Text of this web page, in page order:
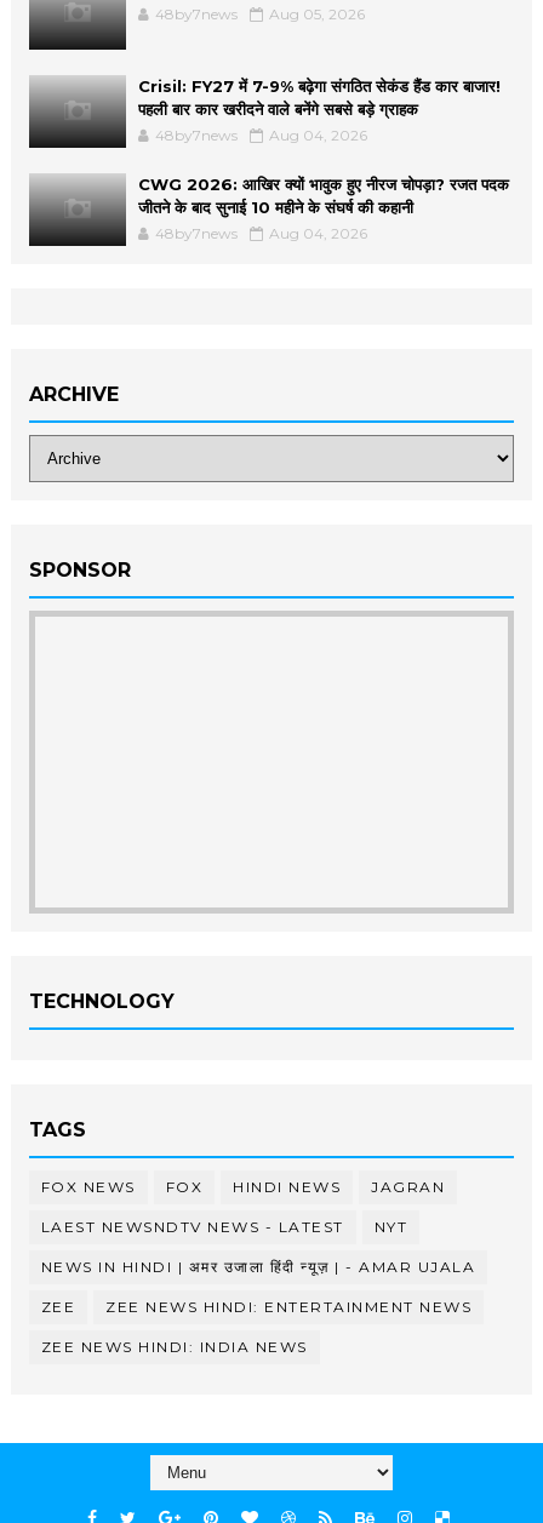
48by7news Aug 05, 2026
Crisil: FY27 में 7-9% बढ़ेगा संगठित सेकंड हैंड कार बाजार!
पहली बार कार खरीदने वाले बनेंगे सबसे बड़े ग्राहक
48by7news Aug 04, 2026
CWG 2026: आखिर क्यों भावुक हुए नीरज चोपड़ा? रजत पदक
जीतने के बाद सुनाई 10 महीने के संघर्ष की कहानी
48by7news Aug 04, 2026
ARCHIVE
SPONSOR
TECHNOLOGY
TAGS
FOX NEWS FOX HINDI NEWS JAGRAN
LAEST NEWSNDTV NEWS - LATEST NYT
NEWS IN HINDI | अमर उजाला हिंदी न्यूज़ | - AMAR UJALA
ZEE ZEE NEWS HINDI: ENTERTAINMENT NEWS
ZEE NEWS HINDI: INDIA NEWS